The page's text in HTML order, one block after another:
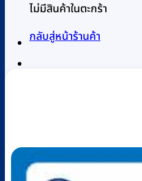
ไม่มีสินค้าในตะกร้า
กลับสู่หน้าร้านค้า